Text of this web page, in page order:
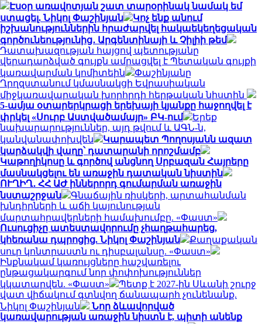
Էսօր առավոտյան շատ տարօրինակ նամակ եմ
ստացել. Նիկոլ Փաշինյան
Կոչ ենք անում
իշխանություններին հրաժարվել հակաեկեղեցական
գործունեությունից․ Արգենտինայի և Չիլիի թեմ
Դատախազության հայցով պետությանը
վերադարձված գույքն ամրացվել է Պետական գույքի
կառավարման կոմիտեին
Փաշինյանը
Ղրղզստանում կմասնակցի Եվրասիական
միջկառավարական խորհրդի հերթական նիստին
5-ամյա օտարերկրացի երեխայի կյանքը հաջողվել է
փրկել «Սուրբ Աստվածամայր» ԲԿ-ում
Երեք
նախարարություններ, այդ թվում և ԱԳՆ-ն,
կանվանափոխվեն
Կարապետ Պողոսյանն ազատ
կարձակվի վաղը՝ դատարանի որոշմամբ
Կաթողիկոսը և գործով անցնող Սրբազան Հայրերը
մասնակցելու են առաջին դատական նիստին
ՈՒՂԻՂ․ ՀՀ ԱԺ իններորդ գումարման առաջին
նստաշրջան
Գնաճային ռիսկերի, արտահանման
խնդիրների և աճի կայունության
մարտահրավերների համախումբը. «Փաստ»
Ուսուցիչը ատեստավորումը չհաղթահարեց,
կհեռանա դպրոցից. Նիկոլ Փաշինյան
Քաղաքական
սուր կոնտրաստն ու դիսբալանսը. «Փաստ»
Ինքնակամ կառույցները հաշվառելու
ընթացակարգում նոր փոփոխություններ
կկատարվեն. «Փաստ»
Պետք է 2027-ին Սևանի շուրջ
վատ վիճակում գտնվող ճանապարհ չունենանք.
Նիկոլ Փաշինյան
Նոր ձևավորված
կառավարության առաջին նիստն է, պիտի անենք